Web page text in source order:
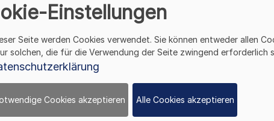
Gemeinde Derschlag
beschlossen, das hiermit verkündet wird:
Einstellungen
Seite werden Cookies verwendet. Sie können entweder allen
solchen, die für die Verwendung der Seite zwingend erforderlich
Cookies akzeptieren Alle Cookies akzeptieren